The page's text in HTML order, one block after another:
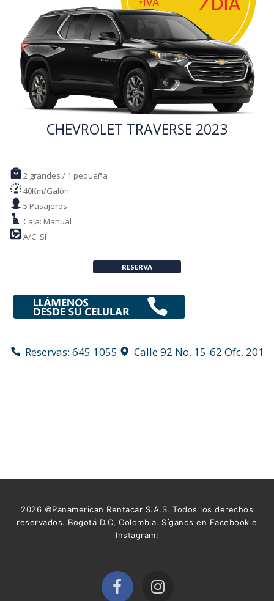
CHEVROLET TRAVERSE 2023
2 grandes / 1 pequeña
40Km/Galón
5 Pasajeros
Caja: Manual
A/C: SI
RESERVA
Reservas: 645 1055 Calle 92 No. 15-62 Ofc. 201
2026 ©Panamerican Rentacar S.A.S. Todos los derechos
reservados. Bogotá D.C, Colombia. Síganos en Facebook e
Instagram: